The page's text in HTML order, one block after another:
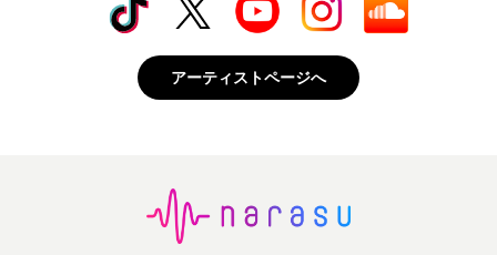
アーティストページへ